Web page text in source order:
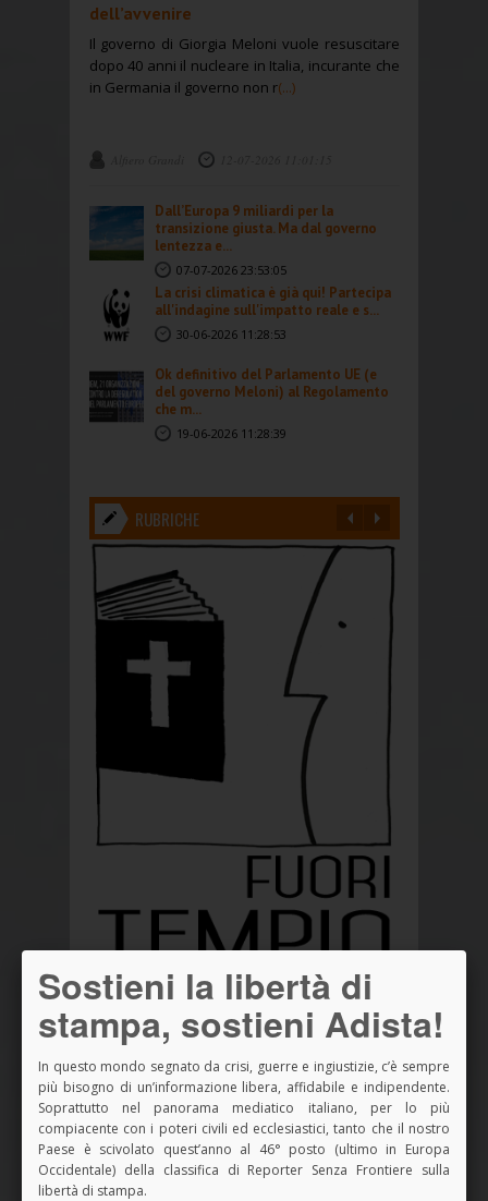
dell’avvenire
Il governo di Giorgia Meloni vuole resuscitare
dopo 40 anni il nucleare in Italia, incurante che
in Germania il governo non r(...)
Dall’Europa 9 miliardi per la
transizione giusta. Ma dal governo
lentezza e...
07-07-2026 23:53:05
La crisi climatica è già qui! Partecipa
all'indagine sull'impatto reale e s...
30-06-2026 11:28:53
Ok definitivo del Parlamento UE (e
del governo Meloni) al Regolamento
che m...
19-06-2026 11:28:39
RUBRICHE
Sostieni la libertà di
stampa, sostieni Adista!
In questo mondo segnato da crisi, guerre e ingiustizie, c’è sempre
più bisogno di un’informazione libera, affidabile e indipendente.
Soprattutto nel panorama mediatico italiano, per lo più
compiacente con i poteri civili ed ecclesiastici, tanto che il nostro
Paese è scivolato quest’anno al 46° posto (ultimo in Europa
Occidentale) della classifica di Reporter Senza Frontiere sulla
libertà di stampa.